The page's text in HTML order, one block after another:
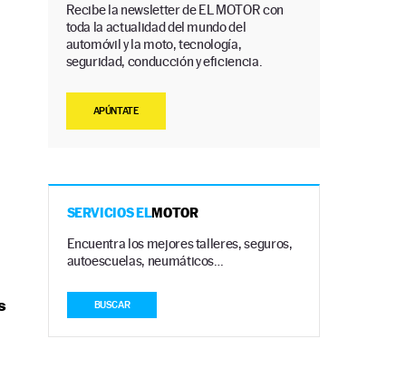
Recibe la newsletter de EL MOTOR con
toda la actualidad del mundo del
automóvil y la moto, tecnología,
seguridad, conducción y eficiencia.
APÚNTATE
SERVICIOS ELMOTOR
Encuentra los mejores talleres, seguros,
autoescuelas, neumáticos…
BUSCAR